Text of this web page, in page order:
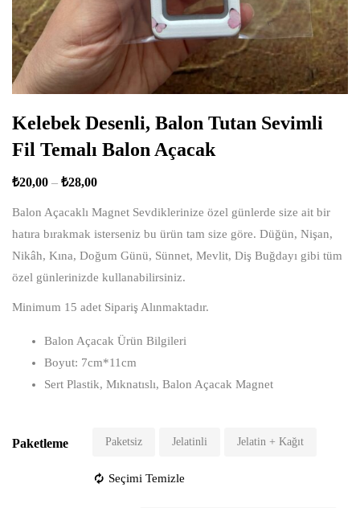
Kelebek Desenli, Balon Tutan Sevimli
Fil Temalı Balon Açacak
₺20,00 – ₺28,00
Balon Açacaklı Magnet Sevdiklerinize özel günlerde size ait bir
hatıra bırakmak isterseniz bu ürün tam size göre. Düğün, Nişan,
Nikâh, Kına, Doğum Günü, Sünnet, Mevlit, Diş Buğdayı gibi tüm
özel günlerinizde kullanabilirsiniz.
Minimum 15 adet Sipariş Alınmaktadır.
Balon Açacak Ürün Bilgileri
Boyut: 7cm*11cm
Sert Plastik, Mıknatıslı, Balon Açacak Magnet
Paketleme Paketsiz Jelatinli Jelatin + Kağıt
Seçimi Temizle